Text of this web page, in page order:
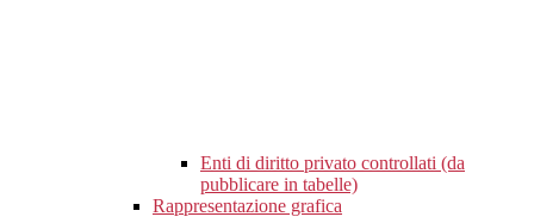
Enti di diritto privato controllati (da
pubblicare in tabelle)
Rappresentazione grafica